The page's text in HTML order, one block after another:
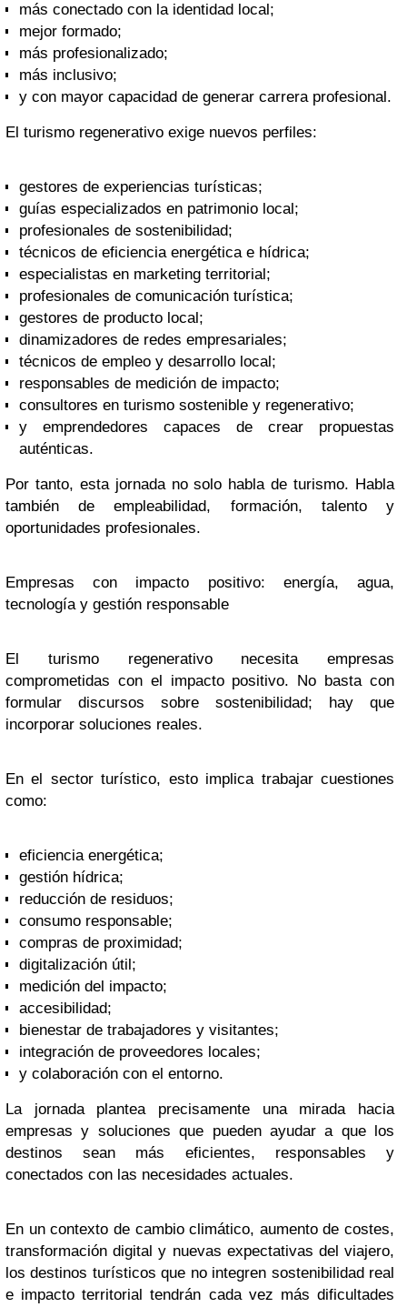
más conectado con la identidad local;
mejor formado;
más profesionalizado;
más inclusivo;
y con mayor capacidad de generar carrera profesional.
El turismo regenerativo exige nuevos perfiles:
gestores de experiencias turísticas;
guías especializados en patrimonio local;
profesionales de sostenibilidad;
técnicos de eficiencia energética e hídrica;
especialistas en marketing territorial;
profesionales de comunicación turística;
gestores de producto local;
dinamizadores de redes empresariales;
técnicos de empleo y desarrollo local;
responsables de medición de impacto;
consultores en turismo sostenible y regenerativo;
y emprendedores capaces de crear propuestas
auténticas.
Por tanto, esta jornada no solo habla de turismo. Habla
también de empleabilidad, formación, talento y
oportunidades profesionales.
Empresas con impacto positivo: energía, agua,
tecnología y gestión responsable
El turismo regenerativo necesita empresas
comprometidas con el impacto positivo. No basta con
formular discursos sobre sostenibilidad; hay que
incorporar soluciones reales.
En el sector turístico, esto implica trabajar cuestiones
como:
eficiencia energética;
gestión hídrica;
reducción de residuos;
consumo responsable;
compras de proximidad;
digitalización útil;
medición del impacto;
accesibilidad;
bienestar de trabajadores y visitantes;
integración de proveedores locales;
y colaboración con el entorno.
La jornada plantea precisamente una mirada hacia
empresas y soluciones que pueden ayudar a que los
destinos sean más eficientes, responsables y
conectados con las necesidades actuales.
En un contexto de cambio climático, aumento de costes,
transformación digital y nuevas expectativas del viajero,
los destinos turísticos que no integren sostenibilidad real
e impacto territorial tendrán cada vez más dificultades